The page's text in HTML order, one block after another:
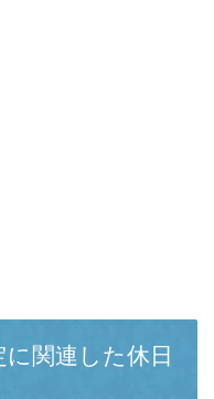
関連した休日